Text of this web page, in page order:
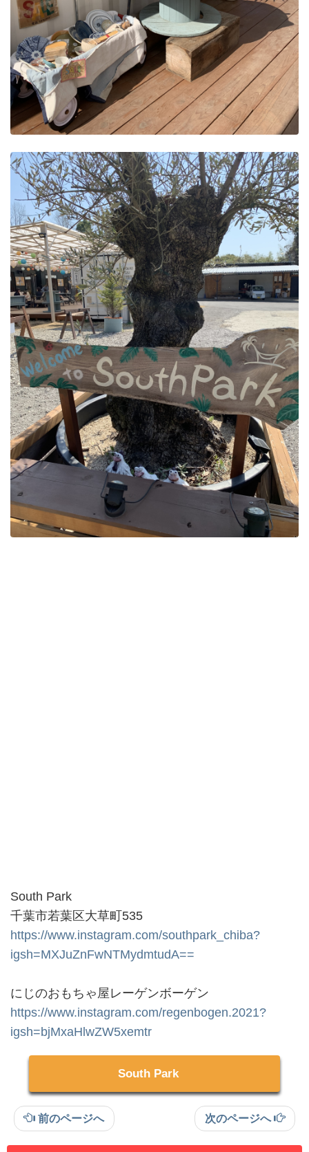
South Park
千葉市若葉区大草町535
https://www.instagram.com/southpark_chiba?
igsh=MXJuZnFwNTMydmtudA==
にじのおもちゃ屋レーゲンボーゲン
https://www.instagram.com/regenbogen.2021?
igsh=bjMxaHlwZW5xemtr
South Park
前のページへ 次のページへ